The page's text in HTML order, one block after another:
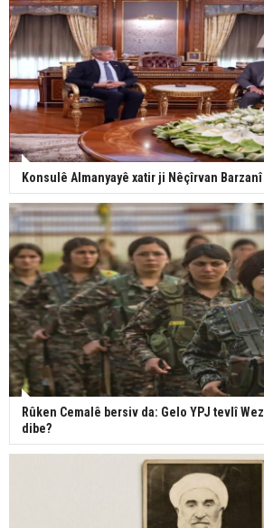
Konsulê Almanyayê xatir ji Nêçîrvan Barzanî
Rûken Cemalê bersiv da: Gelo YPJ tevlî
dibe?